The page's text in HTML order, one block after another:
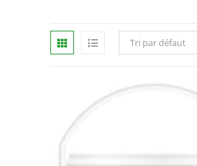
Tri par défaut